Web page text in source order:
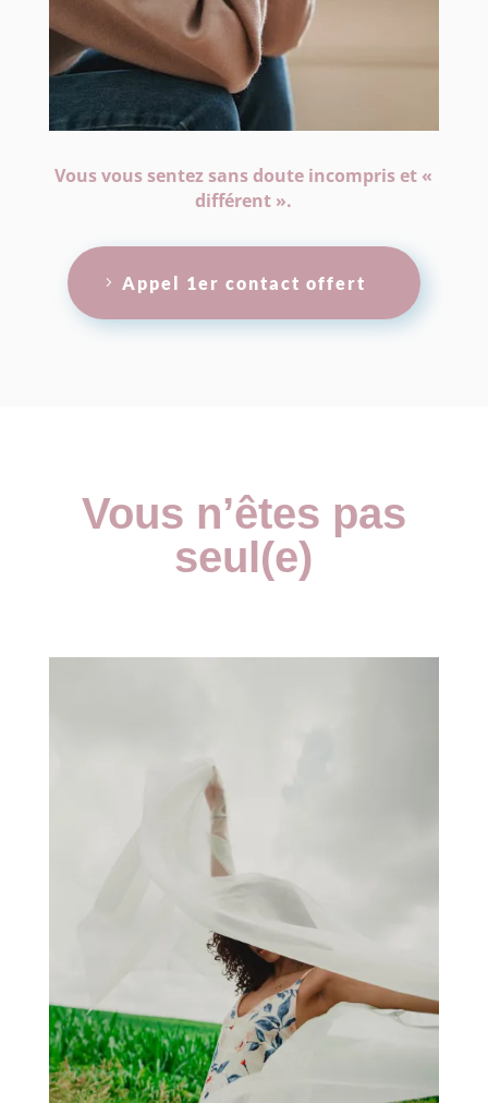
Vous vous sentez sans doute incompris et «
différent ».
Appel 1er contact offert
Vous n’êtes pas
seul(e)